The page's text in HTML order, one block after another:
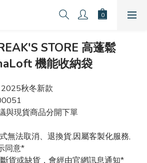
STORE 高蓬鬆
機能收納袋
2025秋冬新款
與現貨商品分開下單
無法取消、退換貨,因屬客製化服務,
同意*
貨或缺貨，會經由官網訊息通知*